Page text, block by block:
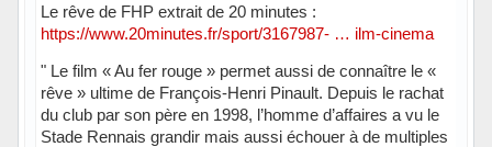
Le rêve de FHP extrait de 20 minutes :
https://www.20minutes.fr/sport/3167987- … ilm-cinema
" Le film « Au fer rouge » permet aussi de connaître le «
rêve » ultime de François-Henri Pinault. Depuis le rachat
du club par son père en 1998, l’homme d’affaires a vu le
Stade Rennais grandir mais aussi échouer à de multiples